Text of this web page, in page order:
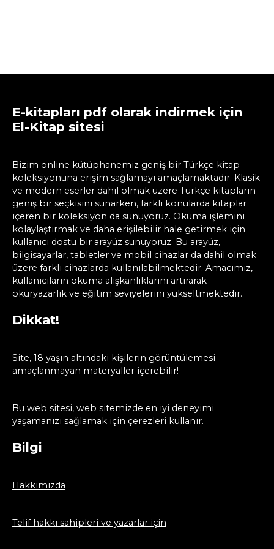
E-kitapları pdf olarak indirmek için
El-Kitap sitesi
Bizim online kütüphanemiz geniş bir Türkçe kitap
koleksiyonuna erişim sağlamayı amaçlamaktadır. Klasik
ve modern eserler dahil olmak üzere Türkçe kitapların
geniş bir seçkisini sunarken, farklı konularda kitaplar
içeren bir koleksiyon da sunuyoruz. Okuma işlemini
kolaylaştırmak ve daha erişilebilir hale getirmek için
kullanıcı dostu bir arayüz sunuyoruz. Bu arayüz,
bilgisayarlar, tabletler ve mobil cihazlar da dahil olmak
üzere farklı cihazlarda kullanılabilmektedir. Amacımız,
kullanıcıların okuma alışkanlıklarını artırarak
okuryazarlık ve eğitim seviyelerini yükseltmektedir.
Dikkat!
Site, 18 yaşın altındaki kişilerin görüntülemesi
amaçlanmayan materyaller içerebilir!
Bu web sitesi, web sitemizde en iyi deneyimi
yaşamanızı sağlamak için çerezleri kullanır.
Bilgi
Hakkımızda
Telif hakkı sahipleri ve yazarlar için